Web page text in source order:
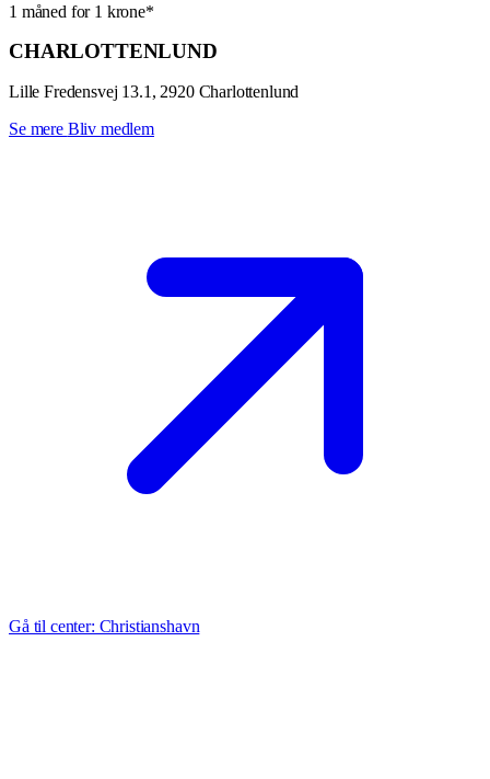
1 måned for 1 krone*
CHARLOTTENLUND
Lille Fredensvej 13.1, 2920 Charlottenlund
Se mere Bliv medlem
Gå til center: Christianshavn